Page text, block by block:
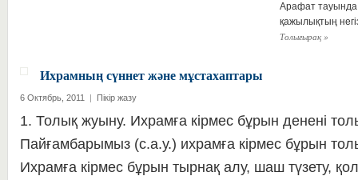
Арафат тауында
қажылықтың
Толығырақ »
Ихрамның сүннет және мұстахаптары
6 Октябрь, 2011 | Пікір жазу
1. Толық жуыну. Ихрамға кірмес бұрын денені
Пайғамбарымыз (с.а.у.) ихрамға кірмес бұрын
Ихрамға кірмес бұрын тырнақ алу, шаш түзету,